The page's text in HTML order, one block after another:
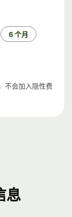
6 个月
不会加入隐性费
息